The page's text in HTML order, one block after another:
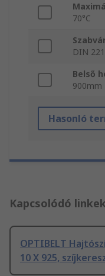
70°C
DIN
Belső
900mm
Hasonló
Kapcsolódó linkek
OPTIBELT
10 X 925,